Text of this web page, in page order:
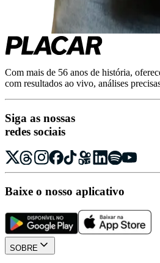
Com mais de 56 anos de história,
com resultados ao vivo, análises
Siga as nossas
redes sociais
Baixe o nosso aplicativo
SOBRE